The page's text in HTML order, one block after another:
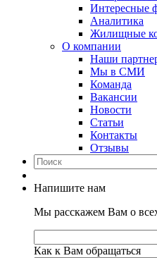
Интересные
Аналитика
Жилищные
О компании
Наши
Мы в СМИ
Команда
Вакансии
Новости
Статьи
Контакты
Отзывы
Напишите нам
Мы расскажем Вам о
Как к Вам обращаться